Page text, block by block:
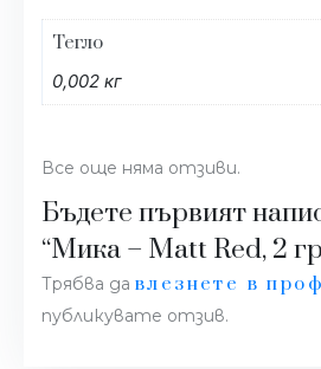
Тегло
0,002 кг
Все още няма отзиви.
Бъдете първият
“Мика – Matt Red, 2
Трябва да влезнете в
публикувате отзив.